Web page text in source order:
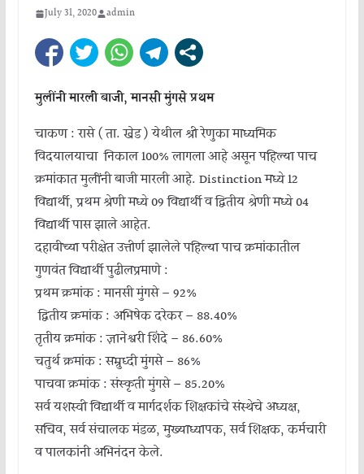
July 31, 2020 admin
मुलींनी मारली बाजी, मानसी मुंगसे प्रथम
चाकण : रासे ( ता. खेड ) येथील श्री रेणुका माध्यमिक
विदयालयाचा निकाल 100% लागला आहे असून पहिल्या पाच
क्रमांकात मुलींनी बाजी मारली आहे. Distinction मध्ये 12
विद्यार्थी, प्रथम श्रेणी मध्ये 09 विद्यार्थी व द्वितीय श्रेणी मध्ये 04
विद्यार्थी पास झाले आहेत.
दहावीच्या परीक्षेत उत्तीर्ण झालेले पहिल्या पाच क्रमांकातील
गुणवंत विद्यार्थी पुढीलप्रमाणे :
प्रथम क्रमांक : मानसी मुंगसे – 92%
द्वितीय क्रमांक : अभिषेक दरेकर – 88.40%
तृतीय क्रमांक : ज्ञानेश्वरी शिंदे – 86.60%
चतुर्थ क्रमांक : सम्रुध्दी मुंगसे – 86%
पाचवा क्रमांक : संस्कृती मुंगसे – 85.20%
सर्व यशस्वी विद्यार्थी व मार्गदर्शक शिक्षकांचे संस्थेचे अध्यक्ष,
सचिव, सर्व संचालक मंडळ, मुख्याध्यापक, सर्व शिक्षक, कर्मचारी
व पालकांनी अभिनंदन केले.